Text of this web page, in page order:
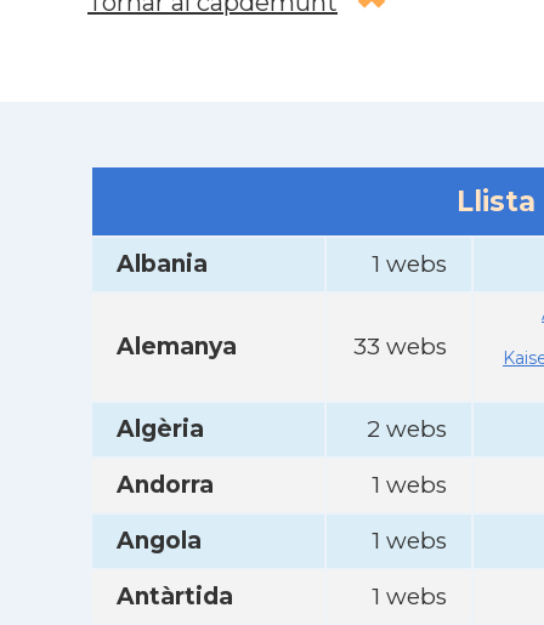
Albania 1 webs
Alemanya 33 webs
Algèria
2 webs
Andorra
1 webs
Angola
1 webs
Antàrtida
1 webs